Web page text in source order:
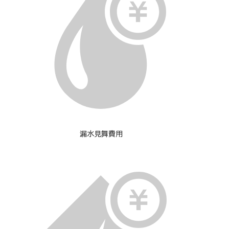
漏水見舞費用